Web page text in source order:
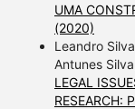
UMA
(2020)
Leandro
Antunes
LEGAL
RESEARCH: